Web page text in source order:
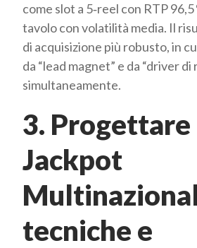
come slot a 5‑reel con RTP 96,5
tavolo con volatilità media. Il
di acquisizione più robusto, in
da “lead magnet” e da “driver
simultaneamente.
3. Progettare
Jackpot
tecniche e